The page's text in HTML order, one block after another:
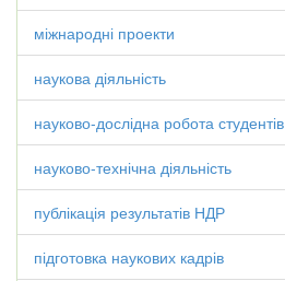
міжнародні проекти
наукова діяльність
науково-дослідна робота студентів
науково-технічна діяльність
публікація результатів НДР
підготовка наукових кадрів